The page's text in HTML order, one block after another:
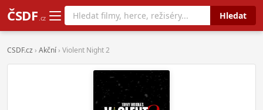
ČSDF .cz Hledat
CSDF.cz › Akční › Violent Night 2